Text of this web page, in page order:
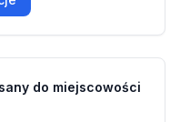
do miejscowości